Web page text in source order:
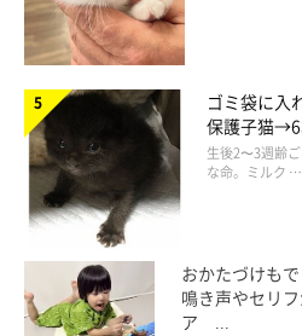
5匹の子猫を育てた母猫
会い
ゴミ袋に入
保護子猫
美しい黒猫
生後2〜3週齢
な命。ミルク …
おかたづけも
鳴き声やセリ
ア ...